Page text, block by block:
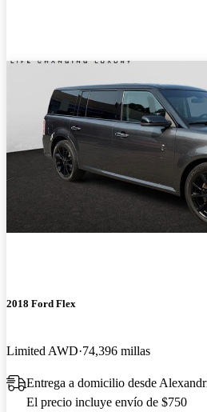
2018 Ford Flex
Limited AWD 74,396 millas
Entrega a domicilio desde
El precio incluye envío de $750